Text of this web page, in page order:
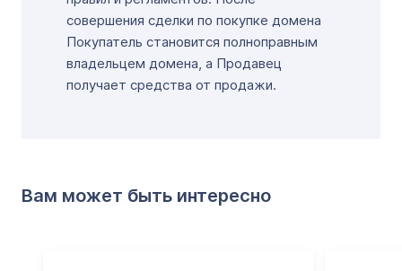
совершения сделки по покупке домена
Покупатель становится полноправным
владельцем домена, а Продавец
получает средства от продажи.
Вам может быть интересно